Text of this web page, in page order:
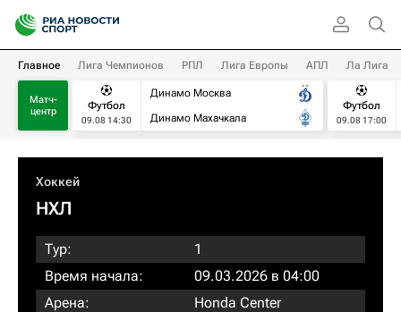
Главное Лига Чемпионов РПЛ Лига Европы АПЛ Ла Лига
Матч-
центр
Футбол
09.08 14:30
Динамо Москва
Динамо Махачкала
Футбол
09.08 17:00
Хоккей
НХЛ
Тур:
1
Время начала:
09.03.2026 в 04:00
Арена:
Honda Center